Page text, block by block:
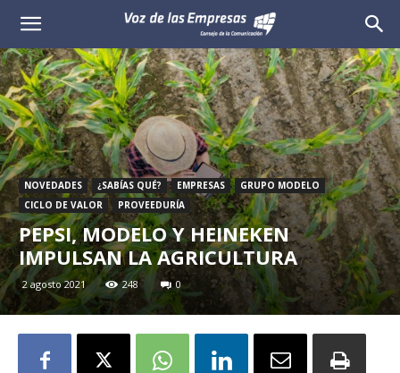
Voz
de
las
Empresas
NOVEDADES ¿SABÍAS QUÉ? EMPRESAS
GRUPO MODELO
CICLO DE VALOR
PROVEEDURÍA
PEPSI, MODELO Y HEINEKEN
IMPULSAN LA AGRICULTURA
2 agosto 2021 248 0